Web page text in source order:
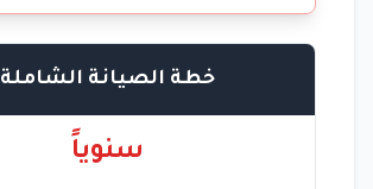
خطة الصيانة الشاملة
سنوياً